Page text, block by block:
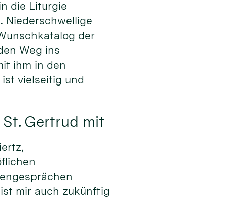
die Liturgie
Niederschwellige
der
Weg ins
ihm in den
vielseitig und
Gertrud mit
mir auch zukünftig